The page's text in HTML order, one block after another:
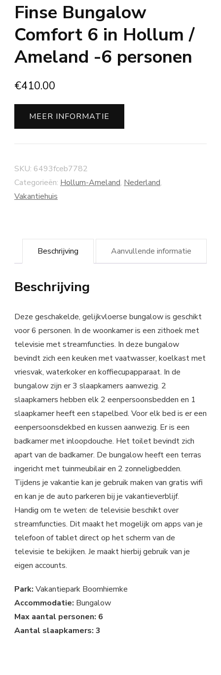
Finse Bungalow
Comfort 6 in Hollum /
Ameland -6 personen
€410.00
MEER INFORMATIE
SKU: 6493fceb7782
Categorieën: Hollum-Ameland, Nederland,
Vakantiehuis
Beschrijving Aanvullende informatie
Beschrijving
Deze geschakelde, gelijkvloerse bungalow is geschikt
voor 6 personen. In de woonkamer is een zithoek met
televisie met streamfuncties. In deze bungalow
bevindt zich een keuken met vaatwasser, koelkast met
vriesvak, waterkoker en koffiecupapparaat. In de
bungalow zijn er 3 slaapkamers aanwezig. 2
slaapkamers hebben elk 2 eenpersoonsbedden en 1
slaapkamer heeft een stapelbed. Voor elk bed is er een
eenpersoonsdekbed en kussen aanwezig. Er is een
badkamer met inloopdouche. Het toilet bevindt zich
apart van de badkamer. De bungalow heeft een terras
ingericht met tuinmeubilair en 2 zonneligbedden.
Tijdens je vakantie kan je gebruik maken van gratis wifi
en kan je de auto parkeren bij je vakantieverblijf.
Handig om te weten: de televisie beschikt over
streamfuncties. Dit maakt het mogelijk om apps van je
telefoon of tablet direct op het scherm van de
televisie te bekijken. Je maakt hierbij gebruik van je
eigen accounts.
Park: Vakantiepark Boomhiemke
Accommodatie: Bungalow
Max aantal personen: 6
Aantal slaapkamers: 3